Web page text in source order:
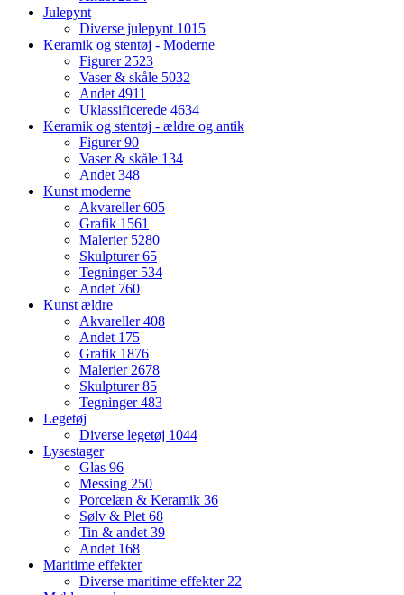
Julepynt
Diverse julepynt 1015
Keramik og stentøj - Moderne
Figurer2523
Vaser & skåle 5032
Andet4911
Uklassificerede 4634
Keramik og stentøj - ældre og antik
Figurer90
Vaser & skåle 134
Andet348
Kunst moderne
Akvareller605
Grafik 1561
Malerier 5280
Skulpturer65
Tegninger 534
Andet 760
Kunst ældre
Akvareller408
Andet 175
Grafik 1876
Malerier2678
Skulpturer85
Tegninger483
Legetøj
Diverse legetøj 1044
Lysestager
Glas 96
Messing 250
Porcelæn & Keramik 36
Sølv & Plet68
Tin & andet39
Andet 168
Maritime effekter
Diverse maritime effekter22